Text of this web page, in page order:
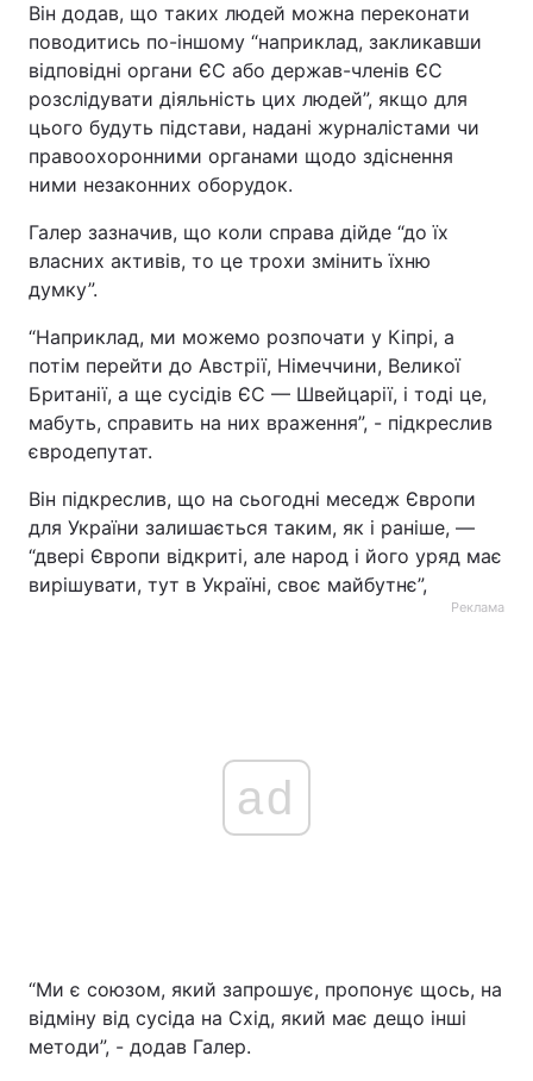
Лонгріди
Відео з Youtube Статті
Інтерв'ю Думки
Архів Вакансії
Контакти
Послуги
Тема оформлення
Він додав, що таких людей можна переконати
поводитись по-іншому “наприклад, закликавши
відповідні органи ЄС або держав-членів ЄС
розслідувати діяльність цих людей”, якщо для
цього будуть підстави, надані журналістами чи
правоохоронними органами щодо здіснення
ними незаконних оборудок.
Галер зазначив, що коли справа дійде “до їх
власних активів, то це трохи змінить їхню
думку”.
“Наприклад, ми можемо розпочати у Кіпрі, а
потім перейти до Австрії, Німеччини, Великої
Британії, а ще сусідів ЄС — Швейцарії, і тоді це,
мабуть, справить на них враження”, - підкреслив
євродепутат.
Він підкреслив, що на сьогодні меседж Європи
для України залишається таким, як і раніше, —
“двері Європи відкриті, але народ і його уряд має
вирішувати, тут в Україні, своє майбутнє”,
Реклама
ad
“Ми є союзом, який запрошує, пропонує щось, на
відміну від сусіда на Схід, який має дещо інші
методи”, - додав Галер.